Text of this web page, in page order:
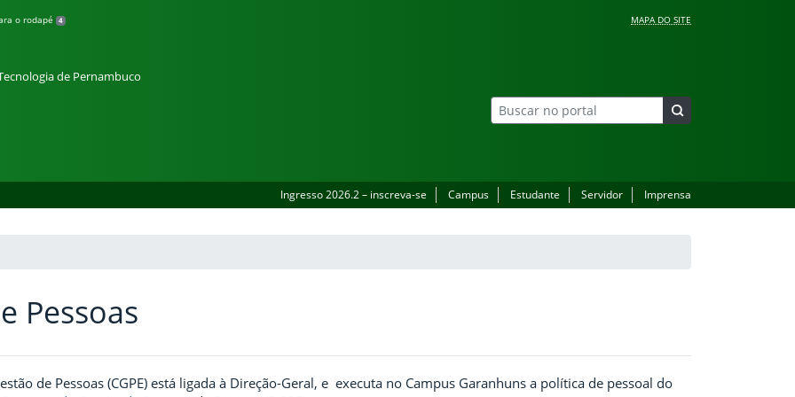
o rodapé 4 MAPA DO SITE
de Pernambuco
Ingresso 2026.2 – inscreva-se Campus Estudante Servidor Imprensa
Pessoas
de Pessoas (CGPE) está ligada à Direção-Geral, e executa no Campus Garanhuns a política de pessoal do